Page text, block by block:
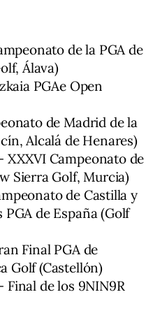
de la PGA de
Álava)
PGAe Open
de Madrid de la
Alcalá de Henares)
XXXVI Campeonato de
Sierra Golf, Murcia)
de Castilla y
de España (Golf
Final PGA de
Golf (Castellón)
Final de los 9NIN9R